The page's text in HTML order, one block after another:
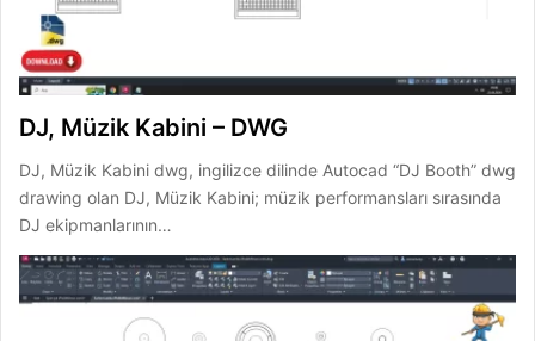
DJ, Müzik Kabini – DWG
DJ, Müzik Kabini dwg, ingilizce dilinde Autocad “DJ Booth” dwg
drawing olan DJ, Müzik Kabini; müzik performansları sırasında
DJ ekipmanlarının…